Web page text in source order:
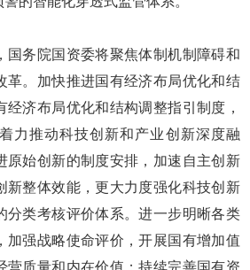
务院国资委将聚焦体制机制障碍和
革。加快推进国有经济布局优化和结
济布局优化和结构调整指引制度，
力推动科技创新和产业创新深度融
原始创新的制度安排，加速自主创新
新整体效能，更大力度强化科技创新
分类考核评价体系。进一步明晰各类
加强战略使命评价，开展国有增加值
营质量和内在价值；持续完善国有资